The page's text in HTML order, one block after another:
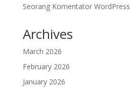
Seorang Komentator WordPress
Archives
March 2026
February 2026
January 2026